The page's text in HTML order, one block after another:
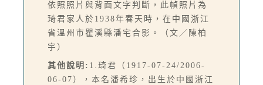
依照照片與背面文字判斷，此幀照片為
琦君家人於1938年春天時，在中國浙江
省溫州市瞿溪縣潘宅合影。（文／陳柏
宇）
其他說明: 1.琦君（1917-07-24/2006-
06-07），本名潘希珍，出生於中國浙江